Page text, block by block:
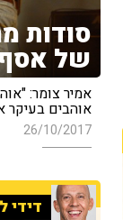
סודות
של אסף
אמיר צומר:
אוהבים בעיקר
26/10/2017
דידי